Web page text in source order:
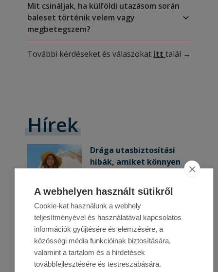
Mit csináljak, ha külföldi utazásom során
baleset történik velem vagy
megbetegszem?
További kérdéseket és válaszokat itt talál
Hírek
Drága utasbiztosítási
hibák, amiket könnyen
2026. 06. 08.
megszervezése izgalmas
feladat. Kiválasztod az úti
célt, lefoglalod a szállást,
megveszed a repülőjegyet,
és már fejben azt tervezed,
hogy mit fogsz megnézni,
kipróbálni vagy
Tovább→
Gépjármű asszisztencia:
mikor lehet rá szükség?
2026. 07. 13.Az indulás
A webhelyen használt sütikről
Cookie-kat használunk a webhely
teljesítményével és használatával kapcsolatos
információk gyűjtésére és elemzésére, a
közösségi média funkcióinak biztosítására,
valamint a tartalom és a hirdetések
továbbfejlesztésére és testreszabására.